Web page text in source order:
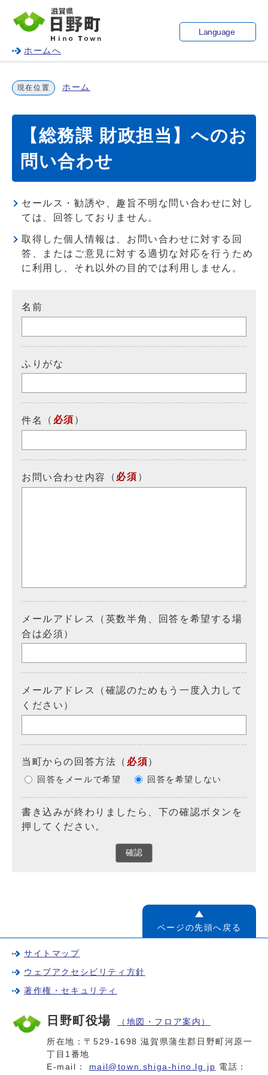
ホームへ
Language
現在位置 ホーム
【総務課 財政担当】へのお
問い合わせ
セールス・勧誘や、趣旨不明な問い合わせに対し
ては、回答しておりません。
取得した個人情報は、お問い合わせに対する回
答、またはご意見に対する適切な対応を行うため
に利用し、それ以外の目的では利用しません。
名前
ふりがな
件名 （ 必須 ）
お問い合わせ内容 （ 必須 ）
メールアドレス（英数半角、回答を希望する場
合は必須）
メールアドレス（確認のためもう一度入力して
ください）
当町からの回答方法 （ 必須）
回答をメールで希望 回答を希望しない
書き込みが終わりましたら、下の確認ボタンを
押してください。
確認
ページの先頭へ戻る
サイトマップ
ウェブアクセシビリティ方針
著作権・セキュリティ
日野町役場 （地図・フロア案内）
所在地：〒529-1698 滋賀県蒲生郡日野町河原一
丁目1番地
E-mail： mail@town.shiga-hino.lg.jp 電話：